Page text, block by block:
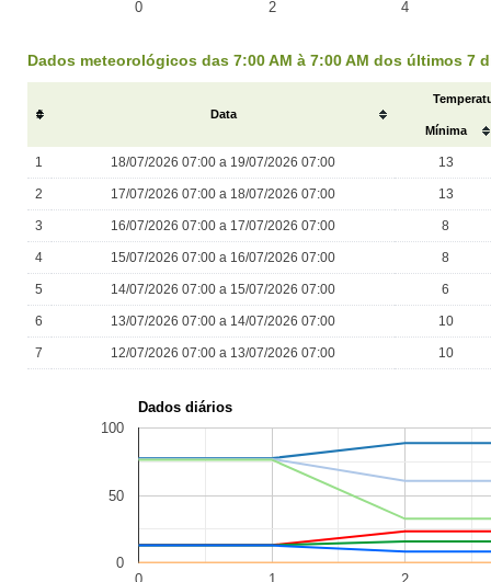
0 2 4
Dados meteorológicos das 7:00 AM à 7:00 AM dos últimos 7
# Data
Mínima
1 18/07/2026 07:00 a 19/07/2026 07:00 13
2 17/07/2026 07:00 a 18/07/2026 07:00 13
3 16/07/2026 07:00 a 17/07/2026 07:00 8
4 15/07/2026 07:00 a 16/07/2026 07:00 8
5 14/07/2026 07:00 a 15/07/2026 07:00 6
6 13/07/2026 07:00 a 14/07/2026 07:00 10
7 12/07/2026 07:00 a 13/07/2026 07:00 10
Dados diários
0
50
100